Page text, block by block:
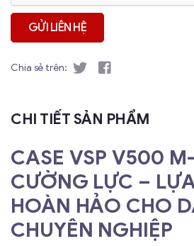
Chia sẻ trên:
CHI TIẾT SẢN PHẨM
CASE VSP V500
CƯỜNG LỰC –
HOÀN HẢO CHO
CHUYÊN NGHIỆP